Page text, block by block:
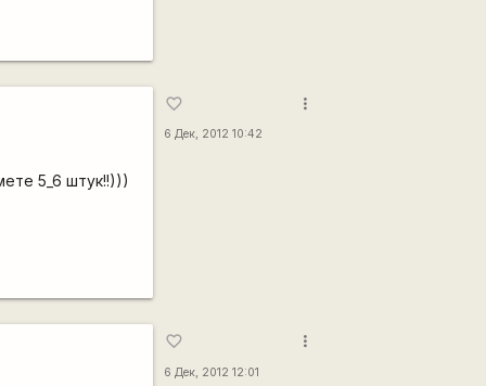
5_6 штук!!)))
favorite_border
6 Дек, 2012 10:42
more_vert
favorite_border
6 Дек, 2012 12:01
more_vert